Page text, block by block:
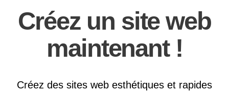
Créez un site web
maintenant !
Créez des sites web esthétiques et rapides